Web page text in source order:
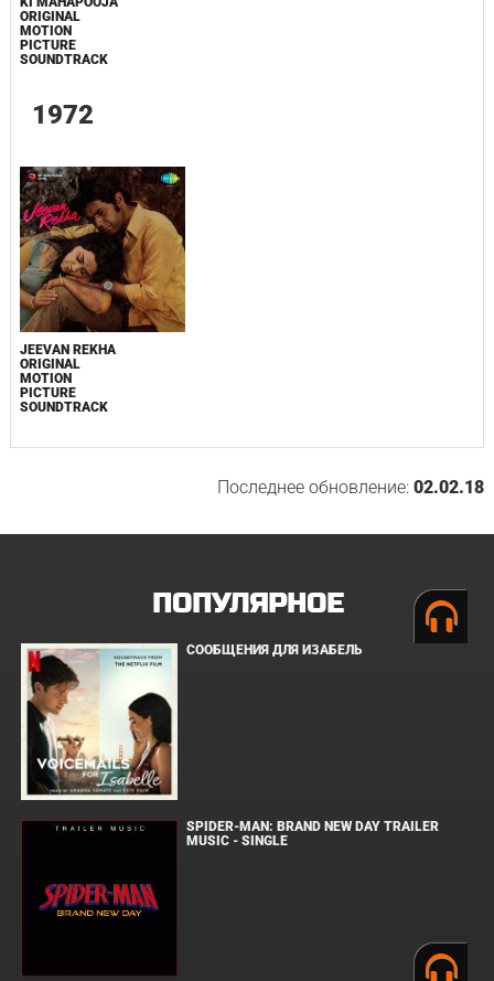
ORIGINAL
MOTION
PICTURE
SOUNDTRACK
1972
JEEVAN REKHA
ORIGINAL
MOTION
PICTURE
SOUNDTRACK
Последнее обновление:02.02.18
ПОПУЛЯРНОЕ
СООБЩЕНИЯ ДЛЯ ИЗАБЕЛЬ
SPIDER-MAN: BRAND NEW DAY TRAILER
MUSIC - SINGLE